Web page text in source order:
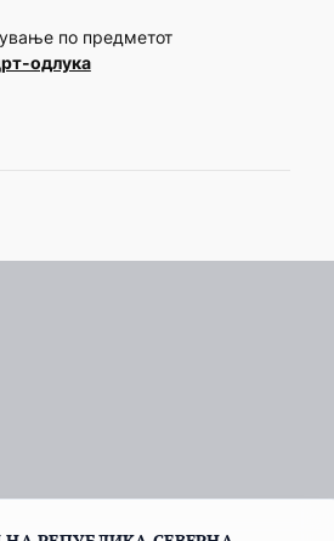
по предметот
одлука